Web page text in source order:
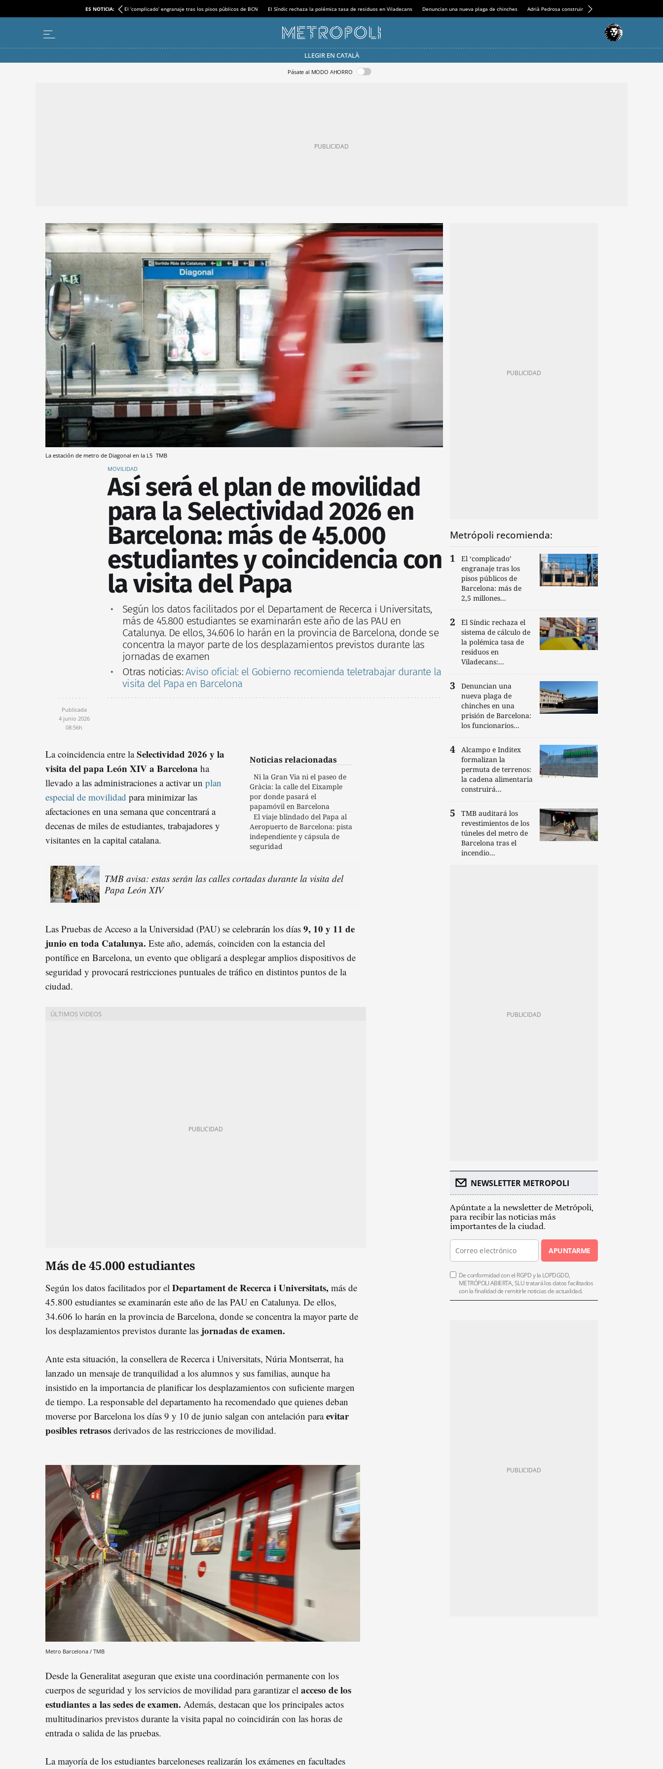
ES NOTICIA: El ‘complicado’ engranaje tras los pisos públicos de BCN El Síndic rechaza la polémica tasa de residuos en Viladecans Denuncian una nueva plaga de chinches Adrià Pedrosa construirá la nueva residencia en el
LLEGIR EN CATALÀ
Pásate al MODO AHORRO
La estación de metro de Diagonal en la L5 TMB
MOVILIDAD
Así será el plan de movilidad
para la Selectividad 2026 en
Barcelona: más de 45.000
estudiantes y coincidencia con
la visita del Papa
Según los datos facilitados por el Departament de Recerca i Universitats,
más de 45.800 estudiantes se examinarán este año de las PAU en
Catalunya. De ellos, 34.606 lo harán en la provincia de Barcelona, donde se
concentra la mayor parte de los desplazamientos previstos durante las
jornadas de examen
Otras noticias:Aviso oficial: el Gobierno recomienda teletrabajar durante la
visita del Papa en Barcelona
Publicada
4 junio 2026
08:56h
Noticias relacionadas
Ni la Gran Via ni el paseo de
Gràcia: la calle del Eixample
por donde pasará el
papamóvil en Barcelona
El viaje blindado del Papa al
Aeropuerto de Barcelona: pista
independiente y cápsula de
seguridad
La coincidencia entre laSelectividad 2026 y la
visita del papa León XIV a Barcelona ha
llevado a las administraciones a activar un plan
especial de movilidad para minimizar las
afectaciones en una semana que concentrará a
decenas de miles de estudiantes, trabajadores y
visitantes en la capital catalana.
TMB avisa: estas serán las calles cortadas durante la visita del
Papa León XIV
Las Pruebas de Acceso a la Universidad (PAU) se celebrarán los días 9, 10 y 11 de
junio en toda Catalunya. Este año, además, coinciden con la estancia del
pontífice en Barcelona, un evento que obligará a desplegar amplios dispositivos de
seguridad y provocará restricciones puntuales de tráfico en distintos puntos de la
ciudad.
Más de 45.000 estudiantes
Según los datos facilitados por el Departament de Recerca i Universitats, más de
45.800 estudiantes se examinarán este año de las PAU en Catalunya. De ellos,
34.606 lo harán en la provincia de Barcelona, donde se concentra la mayor parte de
los desplazamientos previstos durante las jornadas de examen.
Ante esta situación, la consellera de Recerca i Universitats, Núria Montserrat, ha
lanzado un mensaje de tranquilidad a los alumnos y sus familias, aunque ha
insistido en la importancia de planificar los desplazamientos con suficiente margen
de tiempo. La responsable del departamento ha recomendado que quienes deban
moverse por Barcelona los días 9 y 10 de junio salgan con antelación paraevitar
posibles retrasos derivados de las restricciones de movilidad.
Metro Barcelona / TMB
Desde la Generalitat aseguran que existe una coordinación permanente con los
cuerpos de seguridad y los servicios de movilidad para garantizar el acceso de los
estudiantes a las sedes de examen. Además, destacan que los principales actos
multitudinarios previstos durante la visita papal no coincidirán con las horas de
entrada o salida de las pruebas.
La mayoría de los estudiantes barceloneses realizarán los exámenes en facultades
Metrópoli recomienda:
El ‘complicado’
engranaje tras los
pisos públicos de
Barcelona: más de
2,5 millones...
El Síndic rechaza el
sistema de cálculo de
la polémica tasa de
residuos en
Viladecans:...
Denuncian una
nueva plaga de
chinches en una
prisión de Barcelona:
los funcionarios...
Alcampo e Inditex
formalizan la
permuta de terrenos:
la cadena alimentaria
construirá...
TMB auditará los
revestimientos de los
túneles del metro de
Barcelona tras el
incendio...
NEWSLETTER METROPOLI
Apúntate a la newsletter de Metrópoli,
para recibir las noticias más
importantes de la ciudad.
APUNTARME
De conformidad con el RGPD y la LOPDGDD,
METRÓPOLI ABIERTA, SLU tratará los datos facilitados
con la finalidad de remitirle noticias de actualidad.